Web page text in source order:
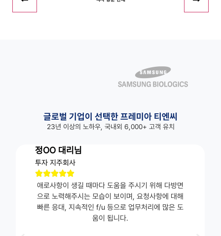
재외동포청, 700만명 재외동포 기업과 연대 강화
프레미아 티엔씨, GDIN 해외 채널 파트너사로 국내 벤처·스타트
베트남 법인 세무 신고 및 컴플라이언스 관리 관련 안내
중소벤처기업부의 2026년도 중동 특화 긴급 물류바우처 참여
글로벌 기업이 선택한 프레미아 티엔씨
23년 이상의 노하우, 국내외 6,000+ 고객 유치
정OO 대리님
투자 지주회사
애로사항이 생길 때마다 도움을 주시기 위해 다방면
으로 노력해주시는 모습이 보이며,요청사항에 대해
빠른 응대 ,지속적인 f/u등으로 업무처리에 많은 도
움이 됩니다.